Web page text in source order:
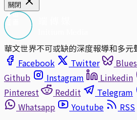
關閉
華文世界不可或缺的深度報導和多元
Facebook
Twitter
Github
Instagram Linkedin
Pinterest
Reddit Telegram
Whatsapp
Youtube
RSS